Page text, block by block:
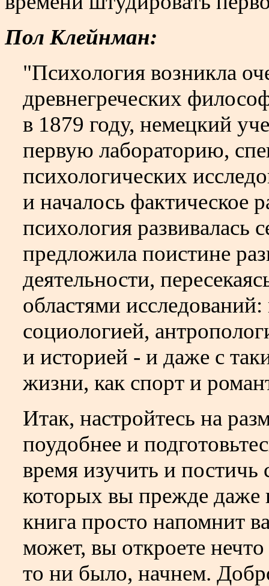
Пол Клейнман:
"Психология возникла
древнегреческих
в 1879 году, немецкий
первую лабораторию,
психологических
и началось фактическое
психология
предложила поистине
деятельности,
областями
социологией,
и историей - и даже с
жизни, как спорт и
Итак, настройтесь на
поудобнее и
время изучить и постичь
которых вы прежде даже
книга просто напомнит
может, вы откроете
то ни было, начнем.